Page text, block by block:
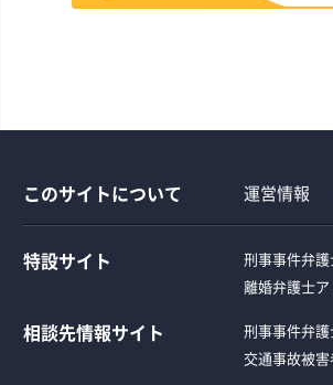
このサイトについて 運営情報
特設サイト 刑事事件弁護
離婚弁護士ア
相談先情報サイト 刑事事件弁
交通事故被